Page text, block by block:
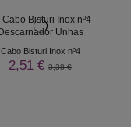
Cabo Bisturi Inox nº4
2,51 € 3,38 €